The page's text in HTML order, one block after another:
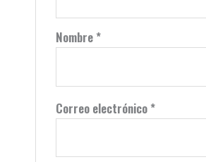
Nombre *
Correo electrónico *